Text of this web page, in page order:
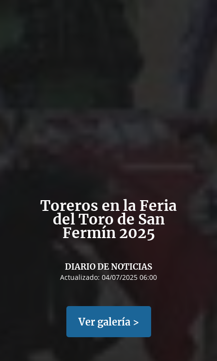
Toreros en la Feria
del Toro de San
Fermín 2025
DIARIO DE NOTICIAS
Actualizado: 04/07/2025 06:00
Ver galería >